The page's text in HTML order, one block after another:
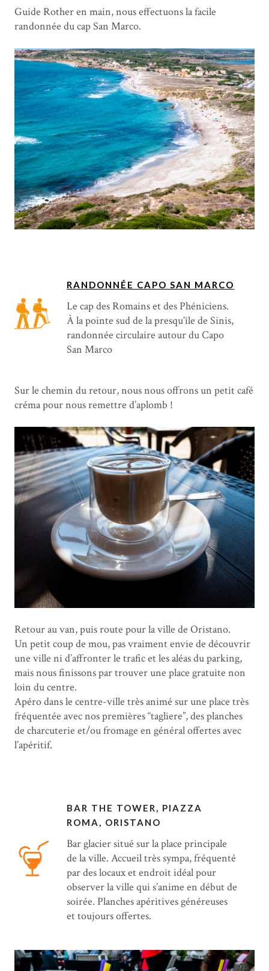
Guide Rother en main, nous effectuons la facile
randonnée du cap San Marco.
RANDONNÉE CAPO SAN MARCO
Le cap des Romains et des Phéniciens.
À la pointe sud de la presqu’île de Sinis,
randonnée circulaire autour du Capo
San Marco
Sur le chemin du retour, nous nous offrons un petit café
créma pour nous remettre d’aplomb !
Retour au van, puis route pour la ville de Oristano.
Un petit coup de mou, pas vraiment envie de découvrir
une ville ni d’affronter le trafic et les aléas du parking,
mais nous finissons par trouver une place gratuite non
loin du centre.
Apéro dans le centre-ville très animé sur une place très
fréquentée avec nos premières “tagliere”, des planches
de charcuterie et/ou fromage en général offertes avec
l’apéritif.
BAR THE TOWER, PIAZZA
ROMA, ORISTANO
Bar glacier situé sur la place principale
de la ville. Accueil très sympa, fréquenté
par des locaux et endroit idéal pour
observer la ville qui s’anime en début de
soirée. Planches apéritives généreuses
et toujours offertes.